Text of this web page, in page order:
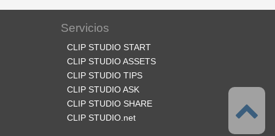
Servicios
CLIP STUDIO START
CLIP STUDIO ASSETS
CLIP STUDIO TIPS
CLIP STUDIO ASK
CLIP STUDIO SHARE
CLIP STUDIO.net